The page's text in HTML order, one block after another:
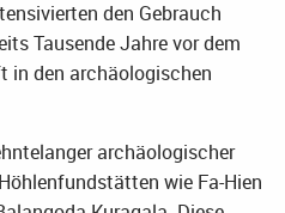
den Gebrauch
Tausende Jahre vor dem
in den archäologischen
archäologischer
wie Fa-Hien